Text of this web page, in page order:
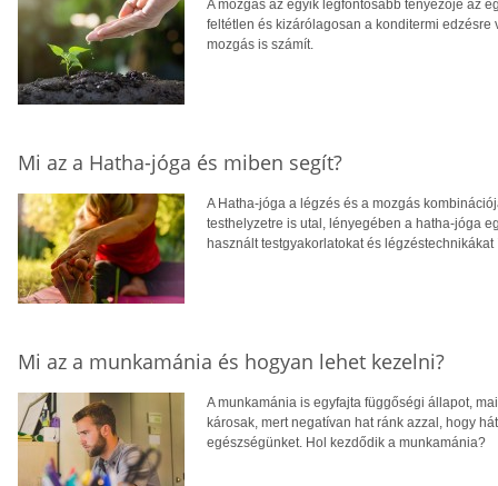
A mozgás az egyik legfontosabb tényezője az
feltétlen és kizárólagosan a konditermi
mozgás is számít.
Mi az a Hatha-jóga és miben segít?
A Hatha-jóga a légzés és a mozgás
testhelyzetre is utal, lényegében a hatha-jóga
használt testgyakorlatokat és légzéstechnikákat
Mi az a munkamánia és hogyan lehet kezelni?
A munkamánia is egyfajta függőségi állapot,
károsak, mert negatívan hat ránk azzal, hogy
egészségünket. Hol kezdődik a munkamánia?